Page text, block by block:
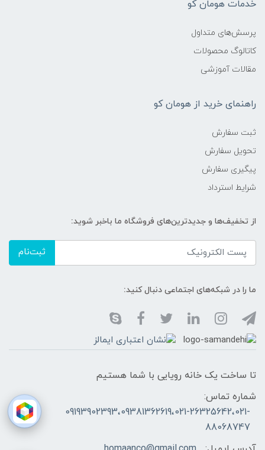
خدمات هومان کو
پرسش‌های متداول
کاتالوگ محصولات
مقالات آموزشی
راهنمای خرید از هومان کو
ثبت سفارش
تحویل سفارش
پیگیری سفارش
شرایط استرداد
از تخفیف‌ها و جدیدترین‌های فروشگاه ما باخبر شوید:
ثبت‌نام
ما را در شبکه‌های اجتماعی دنبال کنید:
تا ساخت یک خانه رویایی با شما هستیم
شماره تماس:
09193902393،09381362619،021-26325642،021-
88068747